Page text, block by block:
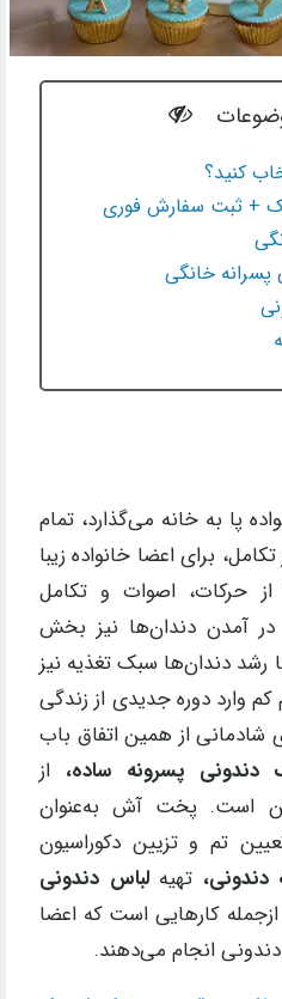
کنید؟
+ ثبت سفارش فوری
پسرانه خانگی
پا به خانه می‌گذارد، تمام
برای اعضا خانواده زیبا
حرکات، اصوات و تکامل
آمدن دندان‌ها نیز بخش
دندان‌ها سبک تغذیه نیز
وارد دوره جدیدی از زندگی
از همین اتفاق باب
دندونی پسرونه ساده، از
است. پخت آش به‌عنوان
تم و تزیین دکوراسیون
دندونی، تهیهلباس دندونی
ازجمله کارهایی است که اعضا
انجام می‌دهند.